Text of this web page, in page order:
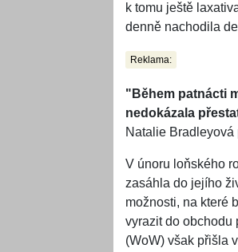
k tomu ještě
denně nachodila
Reklama:
"Během patnácti
nedokázala
Natalie
V únoru loňského
zasáhla do jejího
možnosti, na které
vyrazit do obchodu
(WoW) však přišla